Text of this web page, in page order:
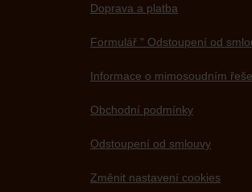
Doprava a platba
Formulář " Odstoupení od
Informace o mimosoudním
Obchodní podmínky
Odstoupení od smlouvy
Změnit nastavení cookies